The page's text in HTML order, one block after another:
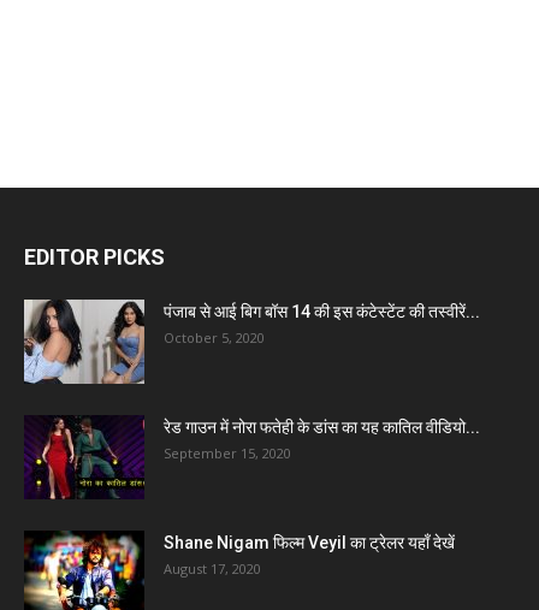
EDITOR PICKS
पंजाब से आई बिग बॉस 14 की इस कंटेस्टेंट की तस्वीरें...
October 5, 2020
रेड गाउन में नोरा फतेही के डांस का यह कातिल वीडियो...
September 15, 2020
Shane Nigam फिल्म Veyil का ट्रेलर यहाँ देखें
August 17, 2020